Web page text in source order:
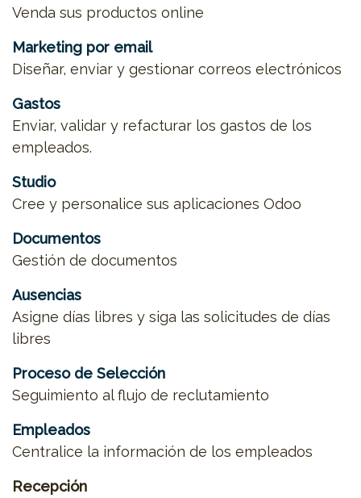
Venda sus productos online
Marketing por email
Diseñar, enviar y gestionar correos electrónicos
Gastos
Enviar, validar y refacturar los gastos de los
empleados.
Studio
Cree y personalice sus aplicaciones Odoo
Documentos
Gestión de documentos
Ausencias
Asigne días libres y siga las solicitudes de días
libres
Proceso de Selección
Seguimiento al flujo de reclutamiento
Empleados
Centralice la información de los empleados
Recepción